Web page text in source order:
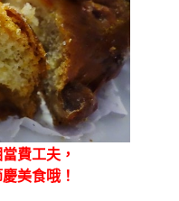
費工夫，
美食哦！